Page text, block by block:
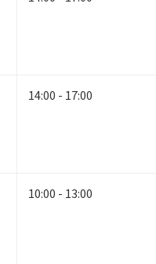
14:00 - 17:00
10:00 - 13:00